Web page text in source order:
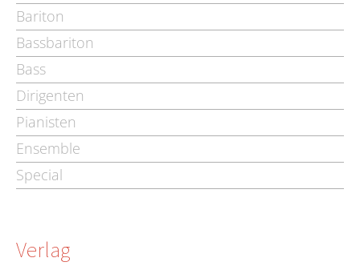
Bariton
Bassbariton
Bass
Dirigenten
Pianisten
Ensemble
Special
Verlag